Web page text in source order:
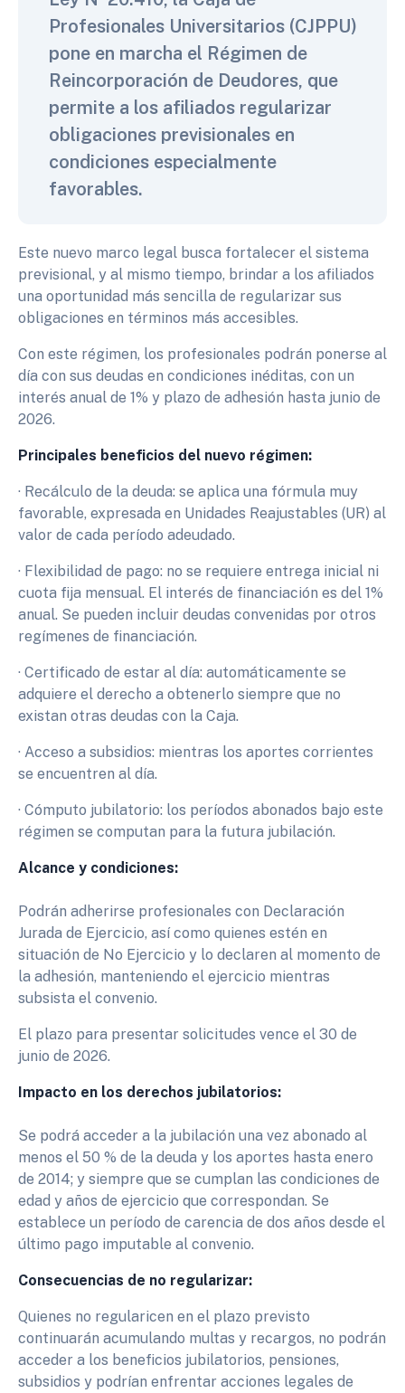
Profesionales Universitarios (CJPPU)
pone en marcha el Régimen de
Reincorporación de Deudores, que
permite a los afiliados regularizar
obligaciones previsionales en
condiciones especialmente
favorables.
Este nuevo marco legal busca fortalecer el sistema
previsional, y al mismo tiempo, brindar a los afiliados
una oportunidad más sencilla de regularizar sus
obligaciones en términos más accesibles.
Con este régimen, los profesionales podrán ponerse al
día con sus deudas en condiciones inéditas, con un
interés anual de 1% y plazo de adhesión hasta junio de
2026.
Principales beneficios del nuevo régimen:
· Recálculo de la deuda: se aplica una fórmula muy
favorable, expresada en Unidades Reajustables (UR) al
valor de cada período adeudado.
· Flexibilidad de pago: no se requiere entrega inicial ni
cuota fija mensual. El interés de financiación es del 1%
anual. Se pueden incluir deudas convenidas por otros
regímenes de financiación.
· Certificado de estar al día: automáticamente se
adquiere el derecho a obtenerlo siempre que no
existan otras deudas con la Caja.
· Acceso a subsidios: mientras los aportes corrientes
se encuentren al día.
· Cómputo jubilatorio: los períodos abonados bajo este
régimen se computan para la futura jubilación.
Alcance y condiciones:
Podrán adherirse profesionales con Declaración
Jurada de Ejercicio, así como quienes estén en
situación de No Ejercicio y lo declaren al momento de
la adhesión, manteniendo el ejercicio mientras
subsista el convenio.
El plazo para presentar solicitudes vence el 30 de
junio de 2026.
Impacto en los derechos jubilatorios:
Se podrá acceder a la jubilación una vez abonado al
menos el 50 % de la deuda y los aportes hasta enero
de 2014; y siempre que se cumplan las condiciones de
edad y años de ejercicio que correspondan. Se
establece un período de carencia de dos años desde el
último pago imputable al convenio.
Consecuencias de no regularizar:
Quienes no regularicen en el plazo previsto
continuarán acumulando multas y recargos, no podrán
acceder a los beneficios jubilatorios, pensiones,
subsidios y podrían enfrentar acciones legales de